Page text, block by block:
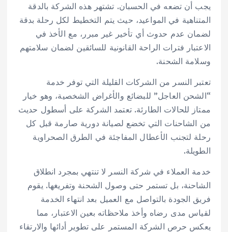
يجب أن تضعه في الحسبان. تشتهر هذه الشركة بالدقة
المتناهية في المواعيد، حيث يتم التخطيط لكل رحلة بدقة
لضمان عدم حدوث أي تأخير غير مبرر، مع الأخذ في
الاعتبار فترات الراحة القانونية للسائقين لضمان سلامتهم
وسلامة الشحنة.
تعتبر النسر من الشركات القليلة التي توفر خدمة
“الشحن العاجل” للبضائع والأغراض الشخصية، وهو خيار
ممتاز للحالات الطارئة. تعتمد الشركة على أسطول حديث
من الشاحنات التي تخضع لصيانة دورية صارمة قبل كل
رحلة لتجنب الأعطال المفاجئة في الطرق الصحراوية
الطويلة.
خدمة العملاء في شركة النسر لا تنتهي بمجرد انطلاق
الشاحنة، بل تستمر حتى وصول الشحنة وتفريغها. يقوم
فريق الجودة بالتواصل مع العميل بعد انتهاء الخدمة
لقياس مدى رضاه وأخذ ملاحظاته بعين الاعتبار، مما
يعكس حرص الشركة المستمر على تطوير أدائها والارتقاء